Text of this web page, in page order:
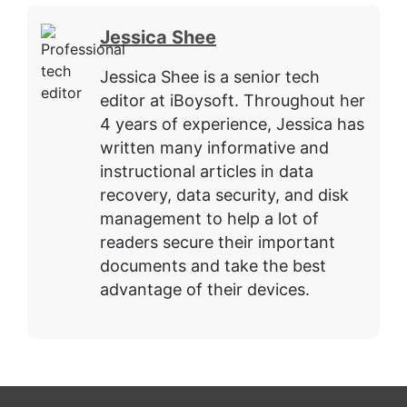
Jessica Shee
Jessica Shee is a senior tech
editor at iBoysoft. Throughout her
4 years of experience, Jessica has
written many informative and
instructional articles in data
recovery, data security, and disk
management to help a lot of
readers secure their important
documents and take the best
advantage of their devices.